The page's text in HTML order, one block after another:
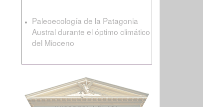
Paleoecología de la Patagonia
Austral durante el óptimo climático
del Mioceno